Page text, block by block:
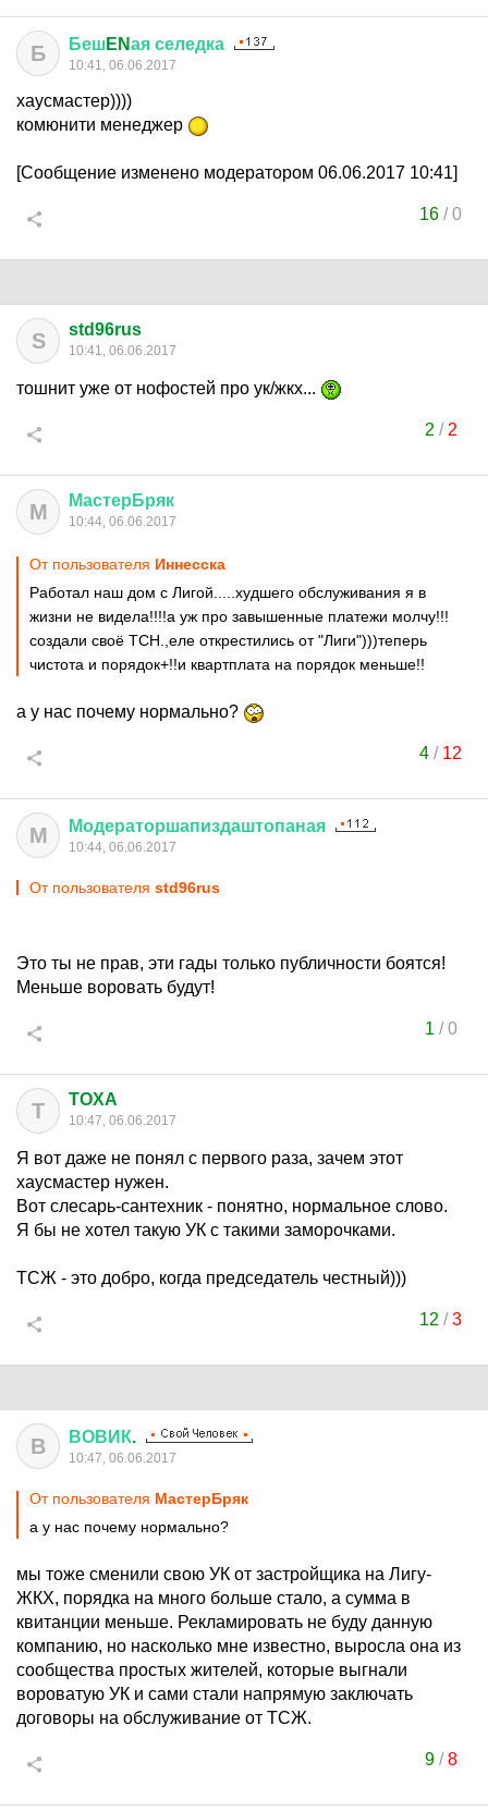
Б БешENая селедка
10:41, 06.06.2017
хаусмастер))))
комюнити менеджер
[Сообщение изменено модератором 06.06.2017 10:41]
16 /0
S std96rus
10:41, 06.06.2017
тошнит уже от нофостей про ук/жкх...
2 / 2
М МастерБряк
10:44, 06.06.2017
От пользователя Иннесска
Работал наш дом с Лигой.....худшего обслуживания я в
жизни не видела!!!!а уж про завышенные платежи молчу!!!
создали своё ТСН.,еле открестились от "Лиги")))теперь
чистота и порядок+!!и квартплата на порядок меньше!!
а у нас почему нормально?
4 / 12
М Модераторшапиздаштопаная
10:44, 06.06.2017
От пользователя std96rus
Это ты не прав, эти гады только публичности боятся!
Меньше воровать будут!
1 /0
T TOXA
10:47, 06.06.2017
Я вот даже не понял с первого раза, зачем этот
хаусмастер нужен.
Вот слесарь-сантехник - понятно, нормальное слово.
Я бы не хотел такую УК с такими заморочками.
ТСЖ - это добро, когда председатель честный)))
12 /3
В ВОВИК.
10:47, 06.06.2017
От пользователя МастерБряк
а у нас почему нормально?
мы тоже сменили свою УК от застройщика на Лигу-
ЖКХ, порядка на много больше стало, а сумма в
квитанции меньше. Рекламировать не буду данную
компанию, но насколько мне известно, выросла она из
сообщества простых жителей, которые выгнали
вороватую УК и сами стали напрямую заключать
договоры на обслуживание от ТСЖ.
9/8